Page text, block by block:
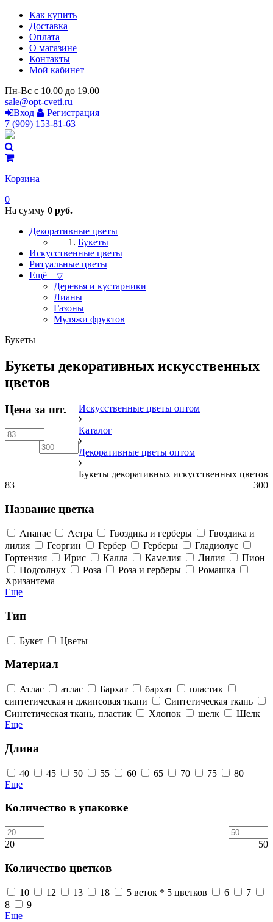
Как купить
Доставка
Оплата
О магазине
Контакты
Мой кабинет
Пн-Вс с 10.00 до 19.00
sale@opt-cveti.ru
Вход
Регистрация
7 (909) 153-81-63
Корзина
0
На сумму 0 руб.
Декоративные цветы
Букеты
Искусственные цветы
Ритуальные цветы
Ещё ▽
Деревья и кустарники
Лианы
Газоны
Муляжи фруктов
Букеты
Букеты декоративных искусственных
цветов
Искусственные цветы оптом
Каталог
Декоративные цветы оптом
Букеты декоративных искусственных цветов
Цена за шт.
83 300
Название цветка
Ананас Астра Гвоздика и герберы
Гвоздика и
лилия
Георгин Гербер Герберы
Гладиолус
Гортензия
Ирис Калла Камелия Лилия
Пион
Подсолнух
Роза Роза и герберы
Ромашка
Хризантема
Еще
Тип
Букет Цветы
Материал
Атлас атлас Бархат бархат
пластик
синтетическая и джинсовая ткани
Синтетическая ткань
Синтетическая ткань, пластик
Хлопок шелк
Шелк
Еще
Длина
40 45 50 55 60 65 70 75
80
Еще
Количество в упаковке
20 50
Количество цветков
10 12 13 18 5 веток * 5 цветков 6
7
8
9
Еще